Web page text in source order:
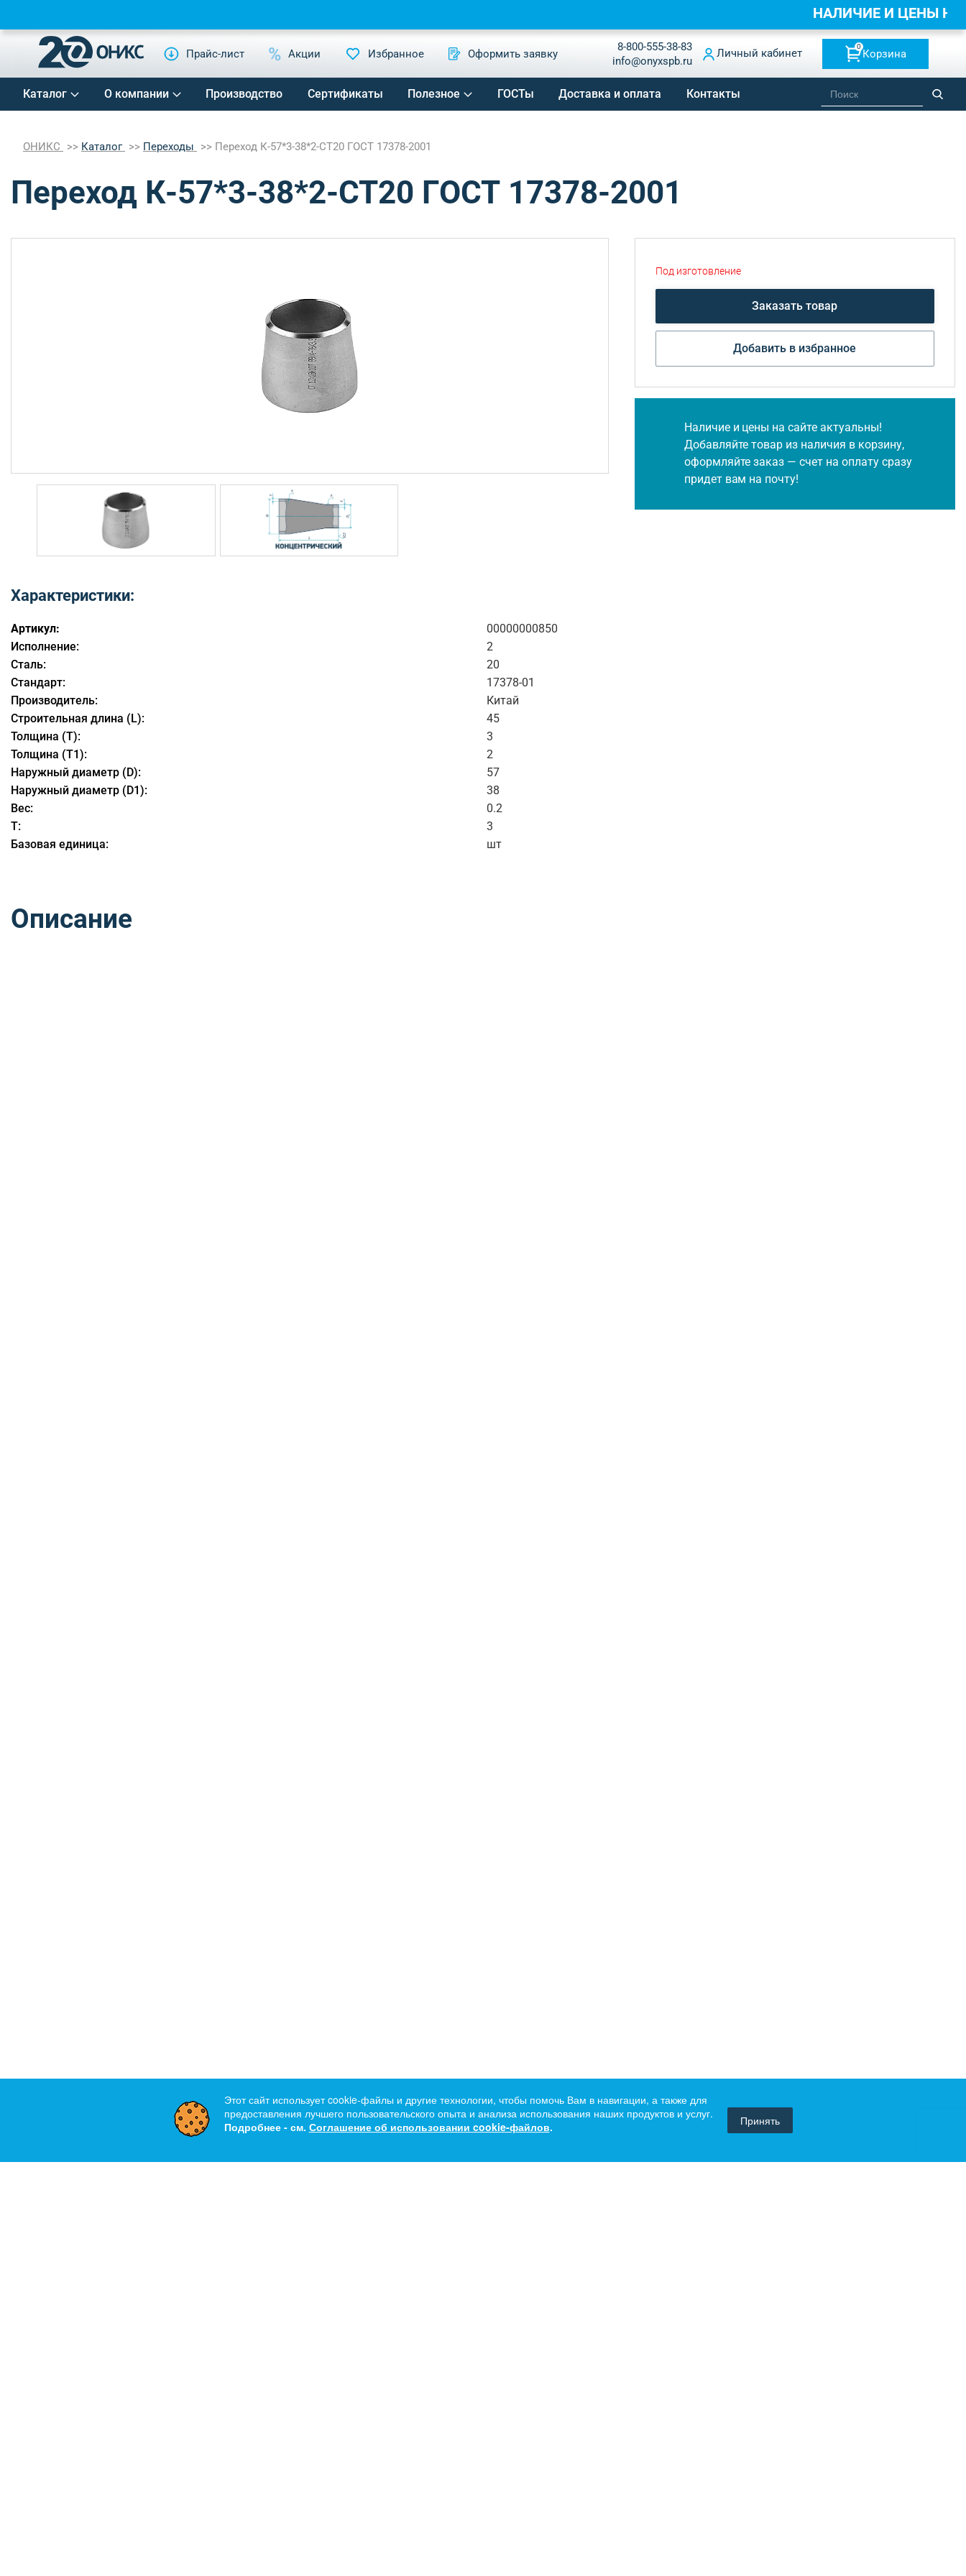
Прайс-лист Акции Избранное Оформить заявку
8-800-555-38-83
info@onyxspb.ru
Личный кабинет
0
Корзина
Каталог О компании Производство Сертификаты Полезное ГОСТы Доставка и оплата Контакты
ОНИКС Каталог Переходы Переход К-57*3-38*2-СТ20 ГОСТ 17378-2001
Переход К-57*3-38*2-СТ20 ГОСТ 17378-2001
Характеристики:
Артикул:
00000000850
Исполнение:
2
Сталь:
20
Стандарт:
17378-01
Производитель:
Китай
Строительная длина (L):
45
Толщина (T):
3
Толщина (T1):
2
Наружный диаметр (D):
57
Наружный диаметр (D1):
38
Вес:
0.2
T:
3
Базовая единица:
шт
Описание
Под изготовление
Заказать товар
Добавить в избранное
Наличие и цены на сайте актуальны!
Добавляйте товар из наличия в корзину,
оформляйте заказ — счет на оплату сразу
придет вам на почту!
НАЛИЧИЕ И ЦЕНЫ
Этот сайт использует cookie-файлы и другие технологии, чтобы помочь Вам в навигации, а также для
предоставления лучшего пользовательского опыта и анализа использования наших продуктов и услуг.
Подробнее - см. Соглашение об использовании cookie-файлов. Принять